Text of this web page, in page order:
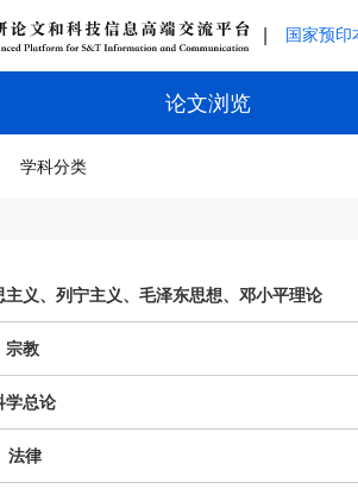
国家预印
论文浏览
学科分类
主义、列宁主义、毛泽东思想、邓小平理论
宗教
学总论
法律